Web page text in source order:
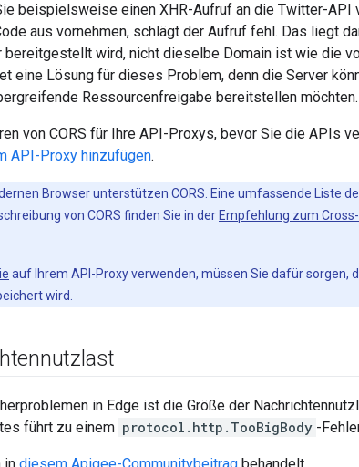
beispielsweise einen XHR-Aufruf an die Twitter-API
aus vornehmen, schlägt der Aufruf fehl. Das liegt
bereitgestellt wird, nicht dieselbe Domain ist wie die
eine Lösung für dieses Problem, denn die Server
Ressourcenfreigabe bereitstellen möchten.
von CORS für Ihre API-Proxys, bevor Sie die APIs
API-Proxy hinzufügen.
Browser unterstützen CORS. Eine umfassende Liste
von CORS finden Sie in der Empfehlung zum
auf Ihrem API-Proxy verwenden, müssen Sie dafür sorgen,
wird.
in Edge ist die Größe der
führt zu einem protocol.http.TooBigBody -